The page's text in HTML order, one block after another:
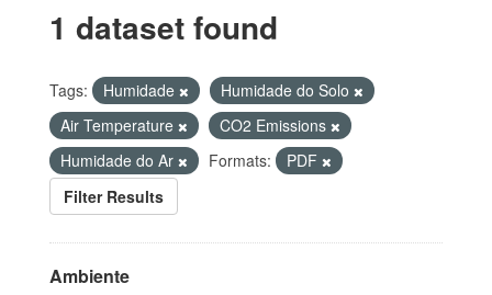
1 dataset found
Tags: Humidade
Humidade do Solo
Air Temperature
CO2 Emissions
Humidade do Ar
Formats:
PDF
Filter Results
Ambiente